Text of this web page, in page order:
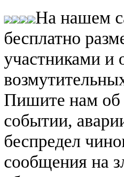
На нашем
бесплатно
участниками и
Пишите нам об
событии,
беспредел
сообщения на